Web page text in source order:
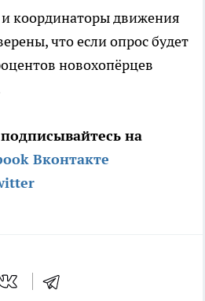
координаторы движения
что если опрос будет
новохопёрцев
на
Вконтакте